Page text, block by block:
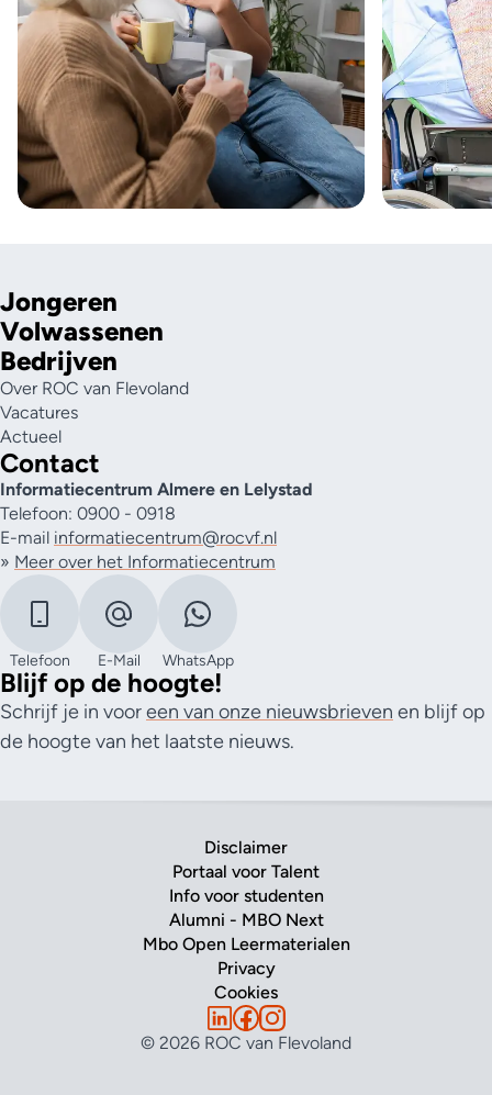
Jongeren
Volwassenen
Bedrijven
Over ROC van Flevoland
Vacatures
Actueel
Contact
Informatiecentrum Almere en Lelystad
Telefoon: 0900 - 0918
E-mail informatiecentrum@rocvf.nl
» Meer over het Informatiecentrum
Telefoon E-Mail WhatsApp
Blijf op de hoogte!
Schrijf je in vooreen van onze nieuwsbrieven en blijf op
de hoogte van het laatste nieuws.
Disclaimer
Portaal voor Talent
Info voor studenten
Alumni - MBO Next
Mbo Open Leermaterialen
Privacy
Cookies
© 2026 ROC van Flevoland